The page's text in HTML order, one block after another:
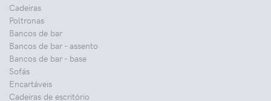
Cadeiras
Poltronas
Bancos de bar
Bancos de bar - assento
Bancos de bar - base
Sofás
Encartáveis
Cadeiras de escritório